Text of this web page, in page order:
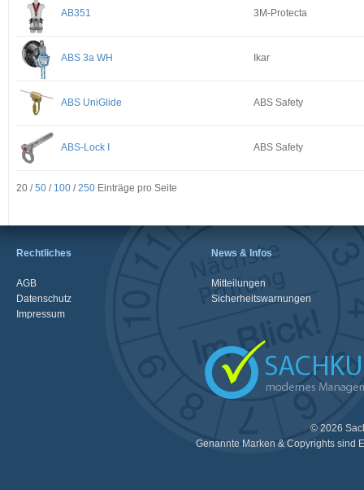
AB351 3M-Protecta
ABS 3a WH Ikar
ABS UniGlide ABS Safety
ABS-Lock I ABS Safety
20 /50 / 100 /250 Einträge pro Seite
Rechtliches
AGB
Datenschutz
Impressum
News & Infos
Mitteilungen
Sicherheitswarnungen
© 2026
Genannte Marken & Copyrights sind